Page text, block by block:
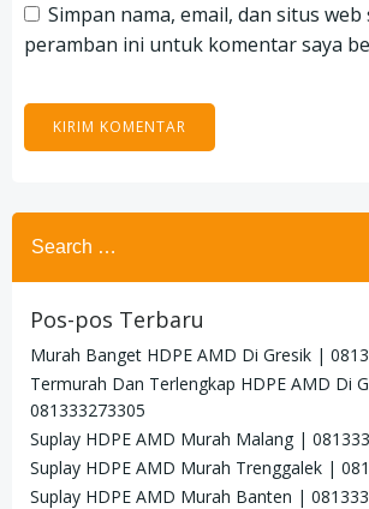
Simpan nama, email, dan situs web
peramban ini untuk komentar saya
Search
for:
Pos-pos Terbaru
Murah Banget HDPE AMD Di Gresik |
Termurah Dan Terlengkap HDPE AMD Di
081333273305
Suplay HDPE AMD Murah Malang |
Suplay HDPE AMD Murah Trenggalek |
Suplay HDPE AMD Murah Banten |